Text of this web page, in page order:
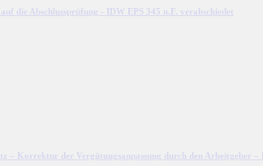
die Abschlussprüfung - IDW EPS 345 n.F. verabschiedet
– Korrektur der Vergütungsanpassung durch den Arbeitgeber –